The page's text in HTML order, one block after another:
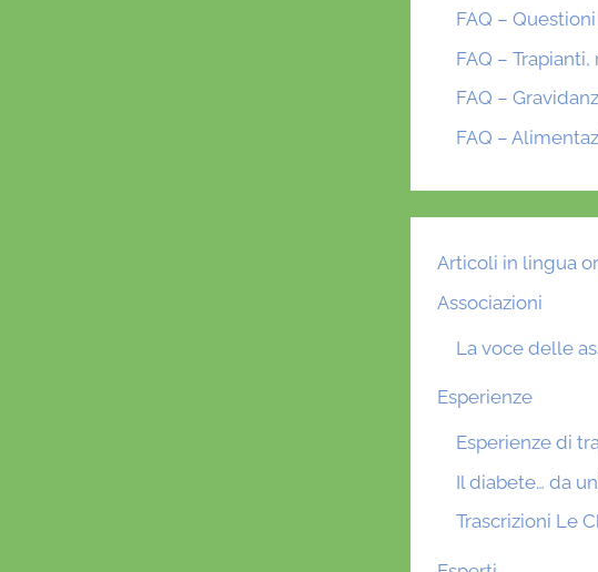
FAQ –
FAQ –
FAQ –
FAQ –
Articoli in lingua
Associazioni
La voce delle
Esperienze
Esperienze di
Il diabete… da
Trascrizioni Le